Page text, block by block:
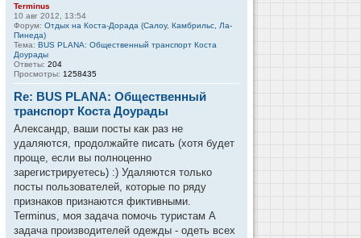
Terminus
10 авг 2012, 13:54
Форум: Отдых на Коста-Дорада (Салоу, Камбрильс, Ла-
Пинеда)
Тема: BUS PLANA: Общественный транспорт Коста
Доурады
Ответы: 204
Просмотры: 1258435
Re: BUS PLANA: Общественный
транспорт Коста Доурады
Александр, ваши посты как раз не
удаляются, продолжайте писать (хотя будет
проще, если вы полноценно
зарегистрируетесь) :) Удаляются только
посты пользователей, которые по ряду
признаков признаются фиктивными.
Terminus, моя задача помочь туристам А
задача производителей одежды - одеть всех